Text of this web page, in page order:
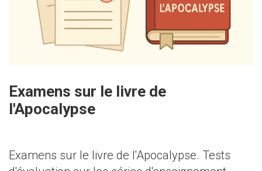
Examens sur le livre de
l'Apocalypse
Examens sur le livre de l'Apocalypse. Tests